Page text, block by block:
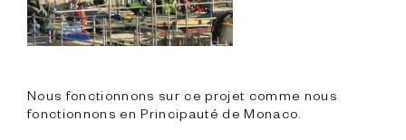
Nous fonctionnons sur ce projet comme nous
fonctionnons en Principauté de Monaco.